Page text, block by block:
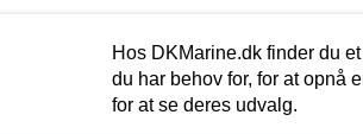
Hos DKMarine.dk finder du
du har behov for, for at opnå
for at se deres udvalg.